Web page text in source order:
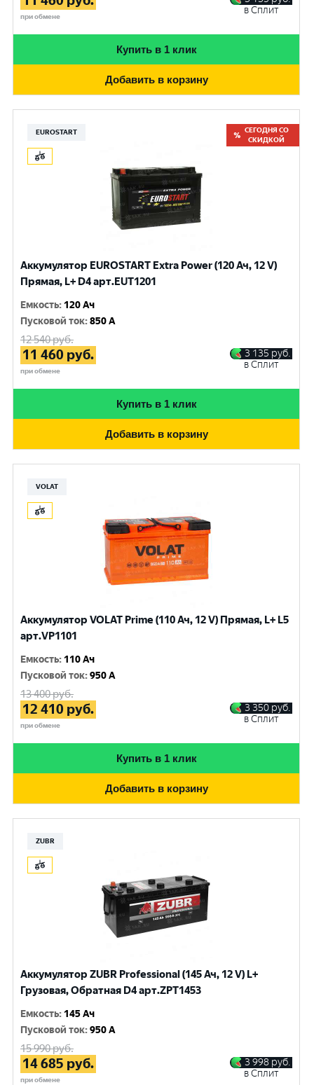
при обмене
в Сплит
Купить в 1 клик
Добавить в корзину
EUROSTART
СЕГОДНЯ СО
СКИДКОЙ
Аккумулятор EUROSTART Extra Power (120 Ач, 12 V)
Прямая, L+ D4 арт.EUT1201
Емкость: 120 Ач
Пусковой ток:850 A
12 540руб.
11 460 руб.
при обмене
3 135 руб.
в Сплит
Купить в 1 клик
Добавить в корзину
VOLAT
Аккумулятор VOLAT Prime (110 Ач, 12 V) Прямая, L+ L5
арт.VP1101
Емкость: 110 Ач
Пусковой ток:950 A
13 400руб.
12 410 руб.
при обмене
3 350 руб.
в Сплит
Купить в 1 клик
Добавить в корзину
ZUBR
Аккумулятор ZUBR Professional (145 Ач, 12 V) L+
Грузовая, Обратная D4 арт.ZPT1453
Емкость: 145 Ач
Пусковой ток:950 A
15 990руб.
14 685 руб.
при обмене
3 998 руб.
в Сплит